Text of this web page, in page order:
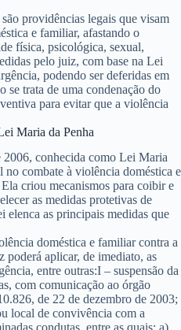
providências legais que visam
e familiar, afastando o
física, psicológica, sexual,
pelo juiz, com base na Lei
podendo ser deferidas em
se trata de uma condenação do
para evitar que a violência
Maria da Penha
2006, conhecida como Lei Maria
combate à violência doméstica e
criou mecanismos para coibir e
as medidas protetivas de
elenca as principais medidas que
doméstica e familiar contra a
poderá aplicar, de imediato, as
entre outras:I – suspensão da
com comunicação ao órgão
de 22 de dezembro de 2003;
local de convivência com a